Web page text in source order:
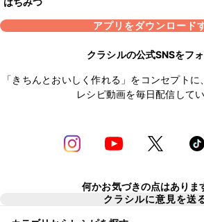
アプリをダウンロード
クラシルの公式SNSをフ
「きちんとおいしく作れる」をコンセプト
レシピ動画を毎日配信してい
何かお気づきの点はありま
クラシルに意見を送